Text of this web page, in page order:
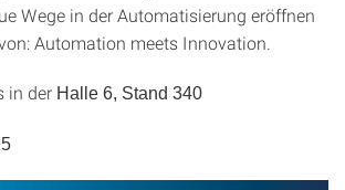
Wege in der Automatisierung eröffnen
Automation meets Innovation.
in der Halle 6, Stand 340